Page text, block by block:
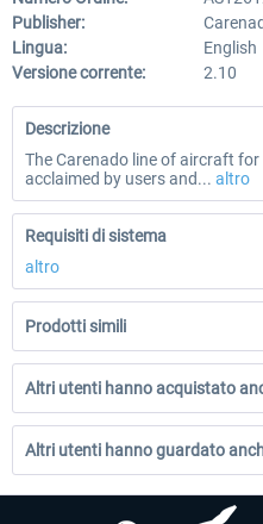
Publisher:
Lingua:
English
Versione corrente:
2.10
Descrizione
The Carenado line of aircraft for
acclaimed by users and... altro
Requisiti di sistema
altro
Prodotti simili
Altri utenti hanno acquistato
Altri utenti hanno guardato